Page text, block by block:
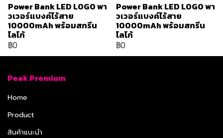
Power Bank LED LOGO พา
วเวอร์แบงค์ไร้สาย
10000mAh พร้อมสกรีน
โลโก้
฿0
Power Bank LED LOGO พา
วเวอร์แบงค์ไร้สาย
10000mAh พร้อมสกรีน
โลโก้
฿0
Peak Premium
Home
Product
สินค้าแนะนำ